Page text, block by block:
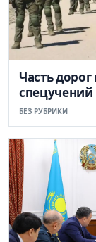
Часть
спецучений
БЕЗ РУБРИКИ